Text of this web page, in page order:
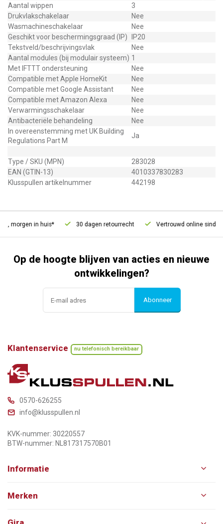
Aantal wippen
3
Drukvlakschakelaar
Nee
Wasmachineschakelaar
Nee
Geschikt voor beschermingsgraad (IP)
IP20
Tekstveld/beschrijvingsvlak
Nee
Aantal modules (bij modulair systeem) 1
Met IFTTT ondersteuning
Nee
Compatible met Apple HomeKit
Nee
Compatible met Google Assistant
Nee
Compatible met Amazon Alexa
Nee
Verwarmingsschakelaar
Nee
Antibacteriële behandeling
Nee
In overeenstemming met UK Building
Regulations Part M
Ja
Type / SKU (MPN)
283028
EAN (GTIN-13)
4010337830283
Klusspullen artikelnummer
442198
morgen in huis* 30 dagen retourrecht Vertrouwd online sinds
Op de hoogte blijven van acties en nieuwe
ontwikkelingen?
Abonneer
Klantenservice nu telefonisch bereikbaar
0570-626255
info@klusspullen.nl
KVK-nummer: 30220557
BTW-nummer: NL817317570B01
Informatie
Merken